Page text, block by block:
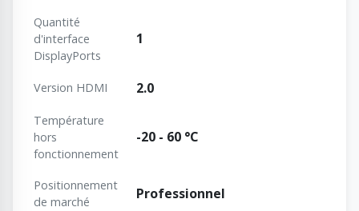
Quantité
d'interface
DisplayPorts
1
Version HDMI 2.0
Température
hors
fonctionnement
-20 - 60 °C
Positionnement
de marché
Professionnel